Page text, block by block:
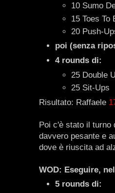
10 Sumo
15 Toes To
20 Push-
poi (senza
4 rounds di:
25 Double
25 Sit-Ups
Risultato: Raffaele
Poi c'è stato il turno
davvero pesante e
dove è riuscita ad
WOD: Eseguire,
5 rounds di: